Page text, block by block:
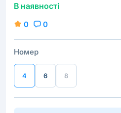
В наявності
0 0
Номер
4 6 8